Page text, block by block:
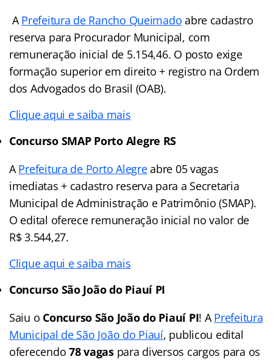
APrefeitura de Rancho Queimado abre cadastro
reserva para Procurador Municipal, com
remuneração inicial de 5.154,46. O posto exige
formação superior em direito + registro na Ordem
dos Advogados do Brasil (OAB).
Clique aqui e saiba mais
Concurso SMAP Porto Alegre RS
APrefeitura de Porto Alegreabre 05 vagas
imediatas + cadastro reserva para a Secretaria
Municipal de Administração e Patrimônio (SMAP).
O edital oferece remuneração inicial no valor de
R$ 3.544,27.
Clique aqui e saiba mais
Concurso São João do Piauí PI
Saiu o Concurso São João do Piauí PI! APrefeitura
Municipal de São João do Piauí, publicou edital
oferecendo78 vagaspara diversos cargos para os